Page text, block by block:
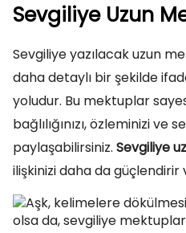
Sevgiliye Uzun
Sevgiliye yazılacak uzun
daha detaylı bir şekilde
yoludur. Bu mektuplar
bağlılığınızı, özleminizi ve
paylaşabilirsiniz. Sevgiliye
ilişkinizi daha da güçlendirir